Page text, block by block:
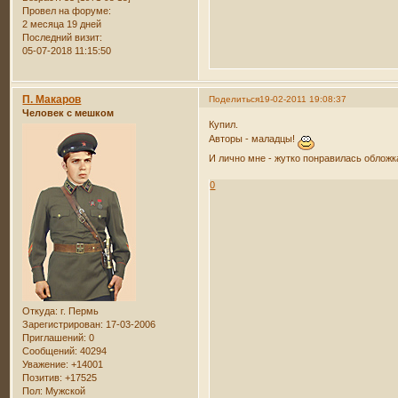
Провел на форуме:
2 месяца 19 дней
Последний визит:
05-07-2018 11:15:50
Поделиться19-02-2011 19:08:37
П. Макаров
Человек с мешком
Откуда: г. Пермь
Зарегистрирован: 17-03-2006
Приглашений: 0
Сообщений: 40294
Уважение: +14001
Позитив: +17525
Пол: Мужской
Купил.
Авторы - маладцы!
И лично мне - жутко понравилась
0